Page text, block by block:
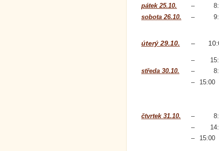
pátek 25.10. –
sobota 26.10.
–
úterý 29.10. –
–
středa 30.10.
–
–
15:00
čtvrtek 31.10. –
–
–
15:00